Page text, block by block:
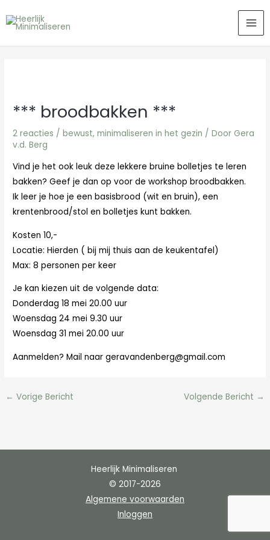
naar
*** broodbakken ***
2 reacties /bewust,minimaliseren in het gezin / Door Gera
v.d. Berg
Vind je het ook leuk deze lekkere bruine bolletjes te leren
bakken? Geef je dan op voor de workshop broodbakken.
Ik leer je hoe je een basisbrood (wit en bruin), een
krentenbrood/stol en bolletjes kunt bakken.
Kosten 10,-
Locatie: Hierden ( bij mij thuis aan de keukentafel)
Max: 8 personen per keer
Je kan kiezen uit de volgende data:
Donderdag 18 mei 20.00 uur
Woensdag 24 mei 9.30 uur
Woensdag 31 mei 20.00 uur
Aanmelden? Mail naar geravandenberg@gmail.com
← Vorige Bericht Volgende Bericht →
Heerlijk Minimaliseren
© 2017-2026
Algemene voorwaarden
Inloggen